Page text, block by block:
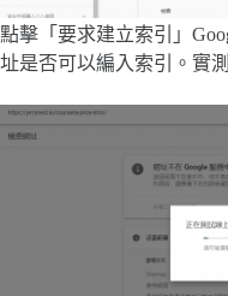
點擊「要求建立索引」
址是否可以編入索引。實